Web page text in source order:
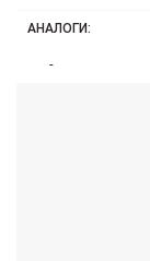
АНАЛОГИ:
-